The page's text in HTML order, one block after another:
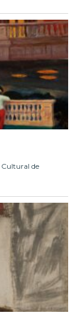
Cultural de